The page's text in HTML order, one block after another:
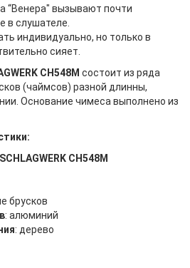
“Венера" вызывают почти
в слушателе.
индивидуально, но только в
сияет.
CH548M состоит из ряда
(чаймсов) разной длинны,
Основание чимеса выполнено из
SCHLAGWERK CH548M
брусков
: алюминий
: дерево